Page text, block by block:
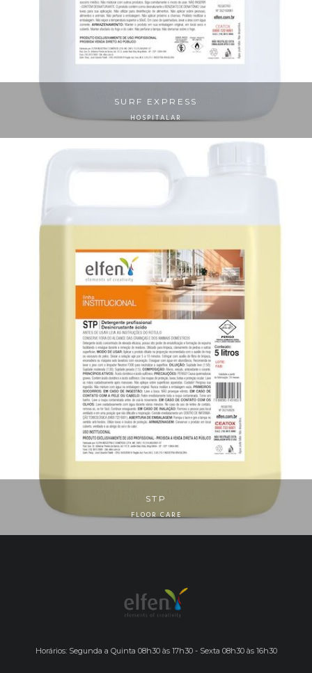
SURF EXPRESS
HOSPITALAR
STP
FLOOR CARE
Horários: Segunda a Quinta 08h30 às 17h30 - Sexta 08h30 às 16h30